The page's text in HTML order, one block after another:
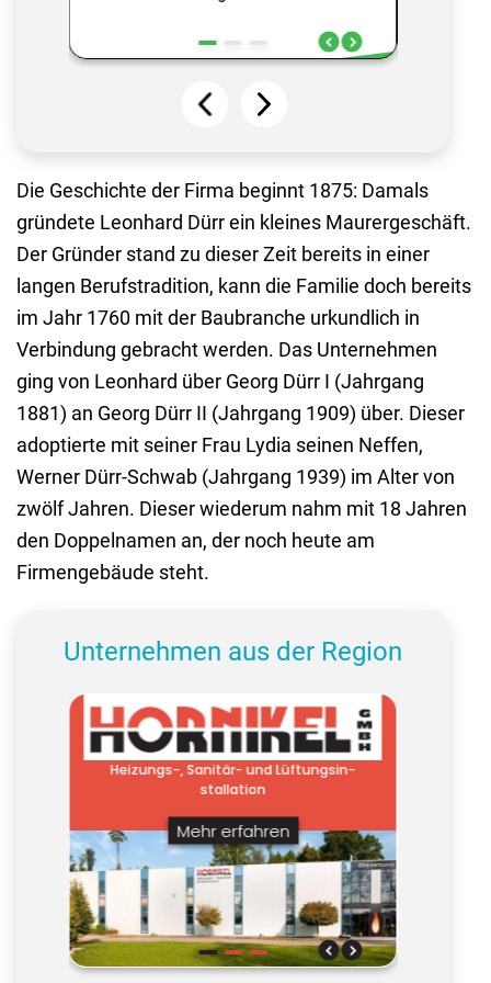
Die Geschichte der Firma beginnt 1875: Damals
gründete Leonhard Dürr ein kleines Maurergeschäft.
Der Gründer stand zu dieser Zeit bereits in einer
langen Berufstradition, kann die Familie doch bereits
im Jahr 1760 mit der Baubranche urkundlich in
Verbindung gebracht werden. Das Unternehmen
ging von Leonhard über Georg Dürr I (Jahrgang
1881) an Georg Dürr II (Jahrgang 1909) über. Dieser
adoptierte mit seiner Frau Lydia seinen Neffen,
Werner Dürr-Schwab (Jahrgang 1939) im Alter von
zwölf Jahren. Dieser wiederum nahm mit 18 Jahren
den Doppelnamen an, der noch heute am
Firmengebäude steht.
Unternehmen aus der Region